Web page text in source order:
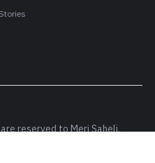
Stories
reserved to Meri Saheli.